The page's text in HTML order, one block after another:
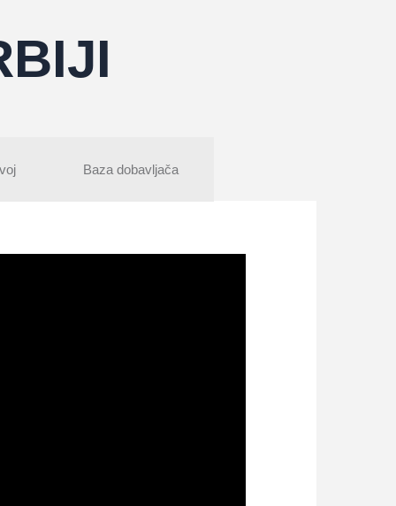
Baza dobavljača